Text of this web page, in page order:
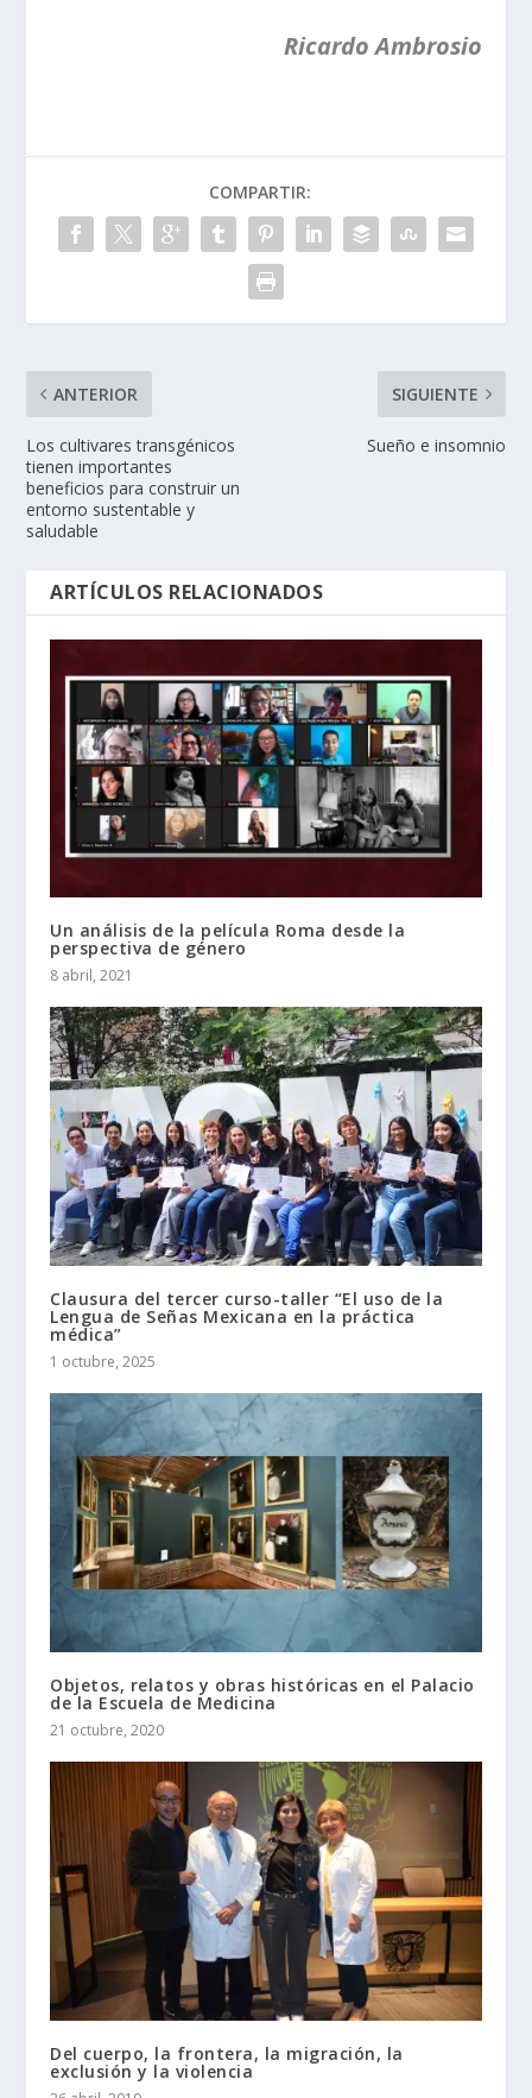
Ricardo Ambrosio
COMPARTIR:
ANTERIOR
Los cultivares transgénicos
tienen importantes
beneficios para construir un
entorno sustentable y
saludable
SIGUIENTE
Sueño e insomnio
ARTÍCULOS RELACIONADOS
Un análisis de la película Roma desde la
perspectiva de género
8 abril, 2021
Clausura del tercer curso-taller “El uso de la
Lengua de Señas Mexicana en la práctica
médica”
1 octubre, 2025
Objetos, relatos y obras históricas en el Palacio
de la Escuela de Medicina
21 octubre, 2020
Del cuerpo, la frontera, la migración, la
exclusión y la violencia